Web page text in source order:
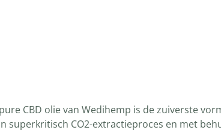
CBD olie van Wedihemp is de zuiverste
superkritisch CO2-extractieproces en met